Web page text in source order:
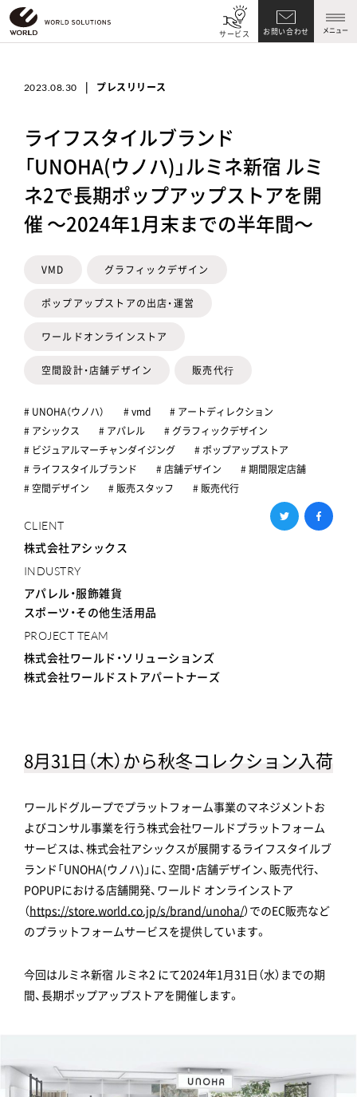
サービス お問い合わせ メニュー
2023.08.30 | プレスリリース
ライフスタイルブランド
「UNOHA(ウノハ)」ルミネ新宿 ルミ
ネ2で長期ポップアップストアを開
催 ～2024年1月末までの半年間～
VMD グラフィックデザイン
ポップアップストアの出店・運営
ワールドオンラインストア
空間設計・店舗デザイン 販売代⾏
# UNOHA（ウノハ） # vmd
# アートディレクション
# アシックス
# アパレル
# グラフィックデザイン
# ビジュアルマーチャンダイジング
# ポップアップストア
# ライフスタイルブランド
# 店舗デザイン
# 期間限定店舗
# 空間デザイン
# 販売スタッフ # 販売代行
CLIENT
株式会社アシックス
INDUSTRY
アパレル・服飾雑貨
スポーツ・その他生活用品
PROJECT TEAM
株式会社ワールド・ソリューションズ
株式会社ワールドストアパートナーズ
8月31日（木）から秋冬コレクション入荷
ワールドグループでプラットフォーム事業のマネジメントお
よびコンサル事業を行う株式会社ワールドプラットフォーム
サービスは、株式会社アシックスが展開するライフスタイルブ
ランド「UNOHA(ウノハ)」に、空間・店舗デザイン、販売代行、
POPUPにおける店舗開発、ワールド オンラインストア
（https://store.world.co.jp/s/brand/unoha/）でのEC販売など
のプラットフォームサービスを提供しています。
今回はルミネ新宿 ルミネ2 にて2024年1月31日（水）までの期
間、長期ポップアップストアを開催します。